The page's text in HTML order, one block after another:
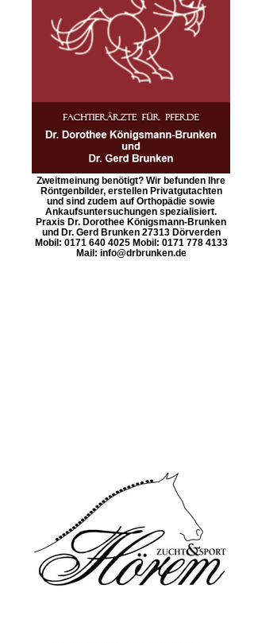
Zweitmeinung benötigt? Wir befunden Ihre
Röntgenbilder, erstellen Privatgutachten
und sind zudem auf Orthopädie sowie
Ankaufsuntersuchungen spezialisiert.
Praxis Dr. Dorothee Königsmann-Brunken
und Dr. Gerd Brunken 27313 Dörverden
Mobil: 0171 640 4025 Mobil: 0171 778 4133
Mail: info@drbrunken.de